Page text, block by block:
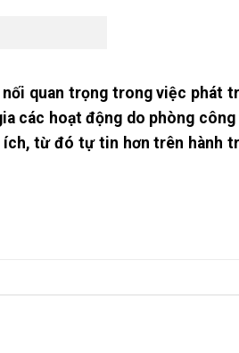
quan trọng trong việc phát
các hoạt động do phòng công
từ đó tự tin hơn trên hành